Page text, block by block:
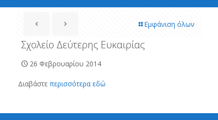
Εμφάνιση όλων
Σχολείο Δεύτερης Ευκαιρίας
26 Φεβρουαρίου 2014
Διαβάστε περισσότερα εδώ